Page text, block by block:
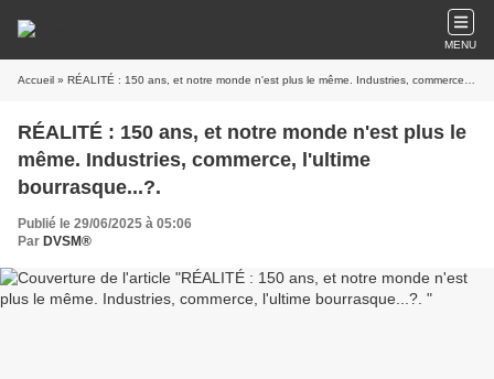
MENU
Accueil » RÉALITÉ : 150 ans, et notre monde n'est plus le même. Industries, commerce, l'ultime bourrasque...?.
RÉALITÉ : 150 ans, et notre monde n'est plus le
même. Industries, commerce, l'ultime
bourrasque...?.
Publié le 29/06/2025 à 05:06
Par DVSM®